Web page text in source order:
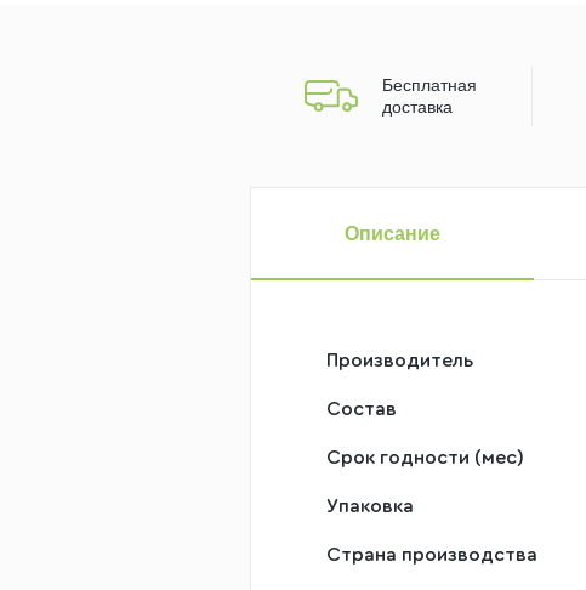
Бесплатная
доставка
Описание
Производитель
Состав
Срок годности (мес)
Упаковка
Страна производства